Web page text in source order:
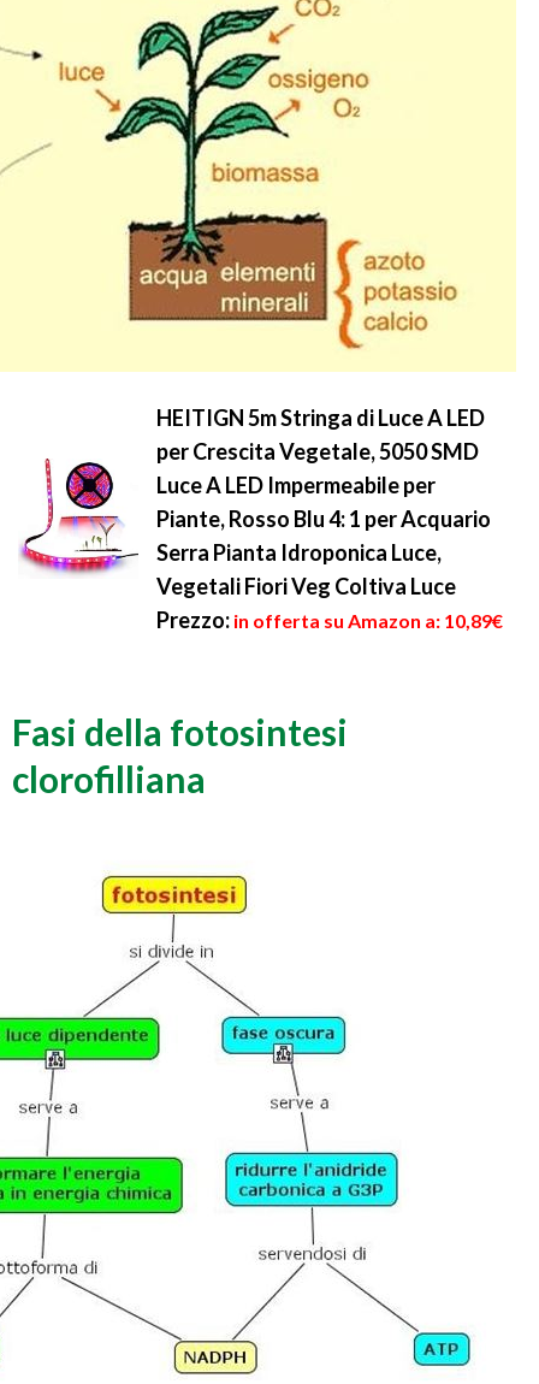
HEITIGN 5m Stringa di Luce A LED
per Crescita Vegetale, 5050 SMD
Luce A LED Impermeabile per
Piante, Rosso Blu 4: 1 per Acquario
Serra Pianta Idroponica Luce,
Vegetali Fiori Veg Coltiva Luce
Prezzo: in offerta su Amazon a: 10,89€
Fasi della fotosintesi
clorofilliana